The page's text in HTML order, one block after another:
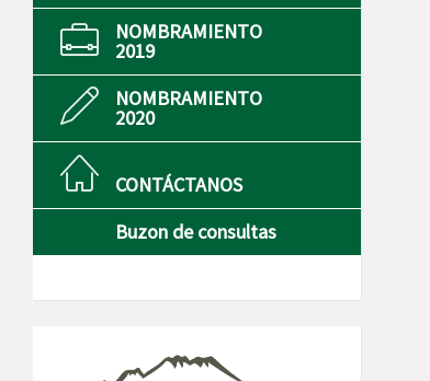
NOMBRAMIENTO
2019
NOMBRAMIENTO
2020
CONTÁCTANOS
Buzon de consultas